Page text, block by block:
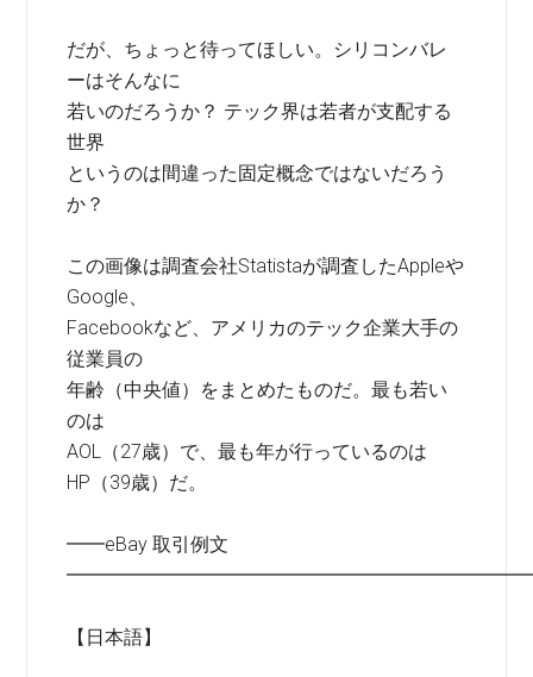
だが、ちょっと待ってほしい。シリコンバレ
ーはそんなに
若いのだろうか？ テック界は若者が支配する
世界
というのは間違った固定概念ではないだろう
か？
この画像は調査会社Statistaが調査したAppleや
Google、
Facebookなど、アメリカのテック企業大手の
従業員の
年齢（中央値）をまとめたものだ。最も若い
のは
AOL（27歳）で、最も年が行っているのは
HP（39歳）だ。
━━eBay 取引例文
【日本語】